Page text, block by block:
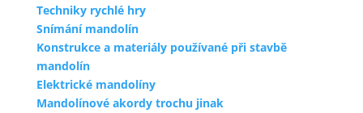
Techniky rychlé hry
Snímání mandolín
Konstrukce a materiály používané při stavbě
mandolín
Elektrické mandolíny
Mandolínové akordy trochu jinak